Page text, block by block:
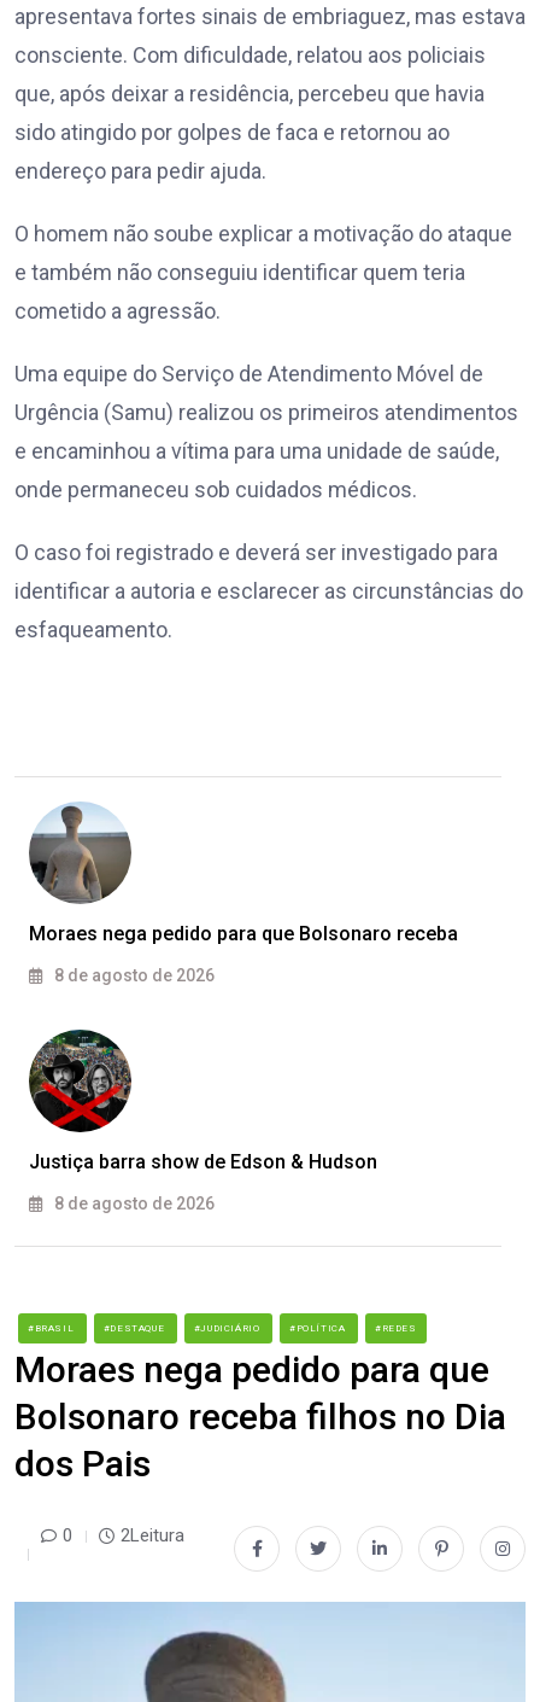
apresentava fortes sinais de embriaguez, mas estava
consciente. Com dificuldade, relatou aos policiais
que, após deixar a residência, percebeu que havia
sido atingido por golpes de faca e retornou ao
endereço para pedir ajuda.
O homem não soube explicar a motivação do ataque
e também não conseguiu identificar quem teria
cometido a agressão.
Uma equipe do Serviço de Atendimento Móvel de
Urgência (Samu) realizou os primeiros atendimentos
e encaminhou a vítima para uma unidade de saúde,
onde permaneceu sob cuidados médicos.
O caso foi registrado e deverá ser investigado para
identificar a autoria e esclarecer as circunstâncias do
esfaqueamento.
Moraes nega pedido para que Bolsonaro receba
8 de agosto de 2026
Justiça barra show de Edson & Hudson
8 de agosto de 2026
#BRASIL #DESTAQUE #JUDICIÁRIO #POLÍTICA #REDES
Moraes nega pedido para que
Bolsonaro receba filhos no Dia
dos Pais
0 2Leitura